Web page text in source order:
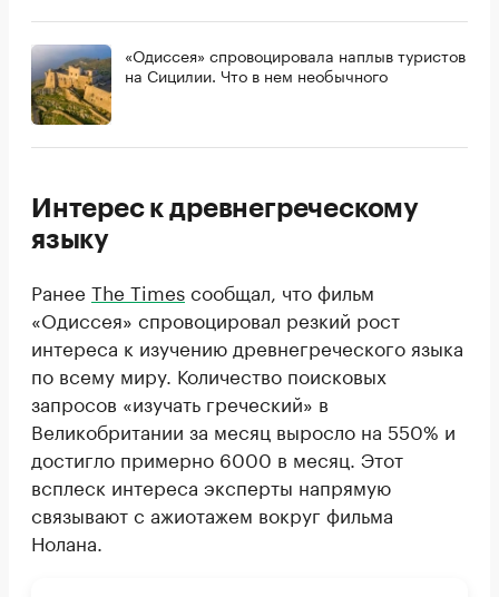
«Одиссея» спровоцировала наплыв туристов
на Сицилии. Что в нем необычного
Интерес к древнегреческому
языку
Ранее The Timesсообщал, что фильм
«Одиссея» спровоцировал резкий рост
интереса к изучению древнегреческого языка
по всему миру. Количество поисковых
запросов «изучать греческий» в
Великобритании за месяц выросло на 550% и
достигло примерно 6000 в месяц. Этот
всплеск интереса эксперты напрямую
связывают с ажиотажем вокруг фильма
Нолана.